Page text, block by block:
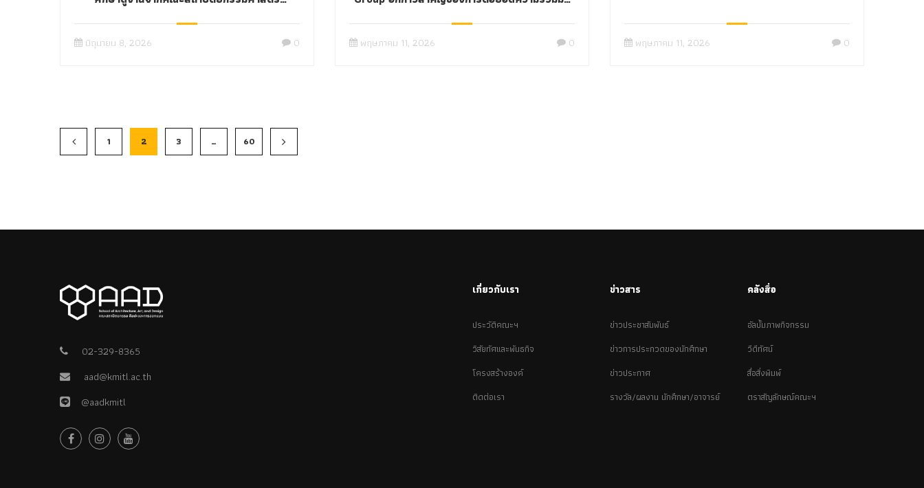
มิถุนายน 8, 2026 0 พฤษภาคม 11, 2026 0 พฤษภาคม 11, 2026 0
1 2 3 … 60
02-329-8365
aad@kmitl.ac.th
@aadkmitl
เกี่ยวกับเรา
ประวัติคณะฯ
วิสัยทัศและพันธกิจ
โครงสร้างองค์
ติดต่อเรา
ข่าวสาร
ข่าวประชาสัมพันธ์
ข่าวการประกวดของนักศึกษา
ข่าวประกาศ
รางวัล/ผลงาน นักศึกษา/อาจารย์
คลังสื่อ
อัลบั้มภาพกิจกรรม
วีดีทัศน์
สื่อสิ่งพิมพ์
ตราสัญลักษณ์คณะฯ